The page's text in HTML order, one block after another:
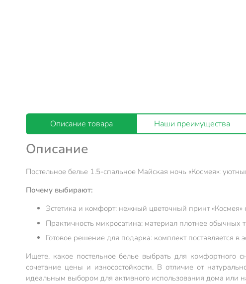
Описание товара Наши преимущества
Описание
Постельное белье 1.5-спальное Майская ночь «Космея»:
Почему выбирают:
Эстетика и комфорт: нежный цветочный принт «Космея»
Практичность микросатина: материал плотнее обычных
Готовое решение для подарка: комплект поставляется
Ищете, какое постельное белье выбрать для
сочетание цены и износостойкости. В отличие от
идеальным выбором для активного использования дома или